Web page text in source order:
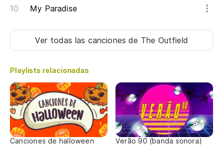
My Paradise
Ver todas las cancionesde The Outfield
Playlists relacionadas
Canciones de halloween Verão 90 (banda sonora)